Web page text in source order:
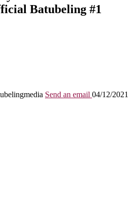
Batubeling #1
Send an email 04/12/2021